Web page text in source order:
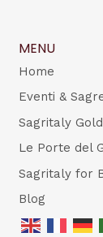
MENU
Home
Eventi &
Sagritaly Gold
Le Porte del
Sagritaly for
Blog